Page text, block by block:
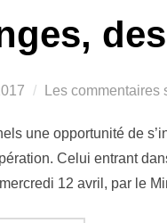
Les
une opportunité de
Celui entrant
12 avril, par le